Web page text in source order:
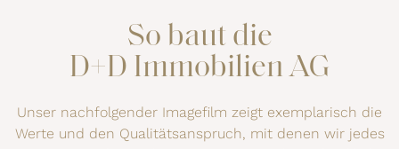
So baut die
D+D Immobilien AG
Unser nachfolgender Imagefilm zeigt exemplarisch die
Werte und den Qualitätsanspruch, mit denen wir jedes